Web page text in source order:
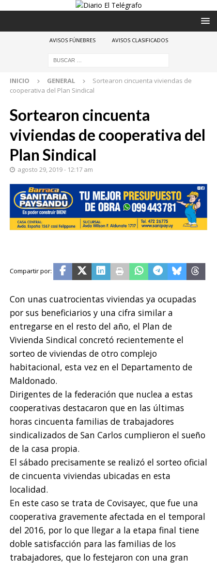
AVISOS FÚNEBRES AVISOS CLASIFICADOS
INICIO GENERAL
Sortearon cincuenta viviendas de
cooperativa del Plan Sindical
Sortearon cincuenta
viviendas de cooperativa del
Plan Sindical
agosto 29, 2019 - 12:17 am
Con unas cuatrocientas viviendas ya ocupadas
por sus beneficiarios y una cifra similar a
entregarse en el resto del año, el Plan de
Vivienda Sindical concretó recientemente el
sorteo de viviendas de otro complejo
habitacional, esta vez en el Departamento de
Maldonado.
Dirigentes de la federación que nuclea a estas
cooperativas destacaron que en las últimas
horas cincuenta familias de trabajadores
sindicalizados de San Carlos cumplieron el sueño
de la casa propia.
El sábado precisamente se realizó el sorteo oficial
de cincuenta viviendas ubicadas en esta
localidad.
En este caso se trata de Covisayec, que fue una
cooperativa gravemente afectada en el temporal
del 2016, por lo que llegar a la etapa final tiene
doble satisfacción para las familias de los
trabajadores, que lo festejaron con una gran